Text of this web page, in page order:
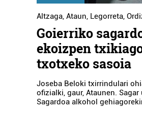
Altzaga, Ataun, Legorreta,
Goierriko
ekoizpen
txotxeko sasoia
Joseba Beloki txirrindulari
ofizialki, gaur, Ataunen.
Sagardoa alkohol